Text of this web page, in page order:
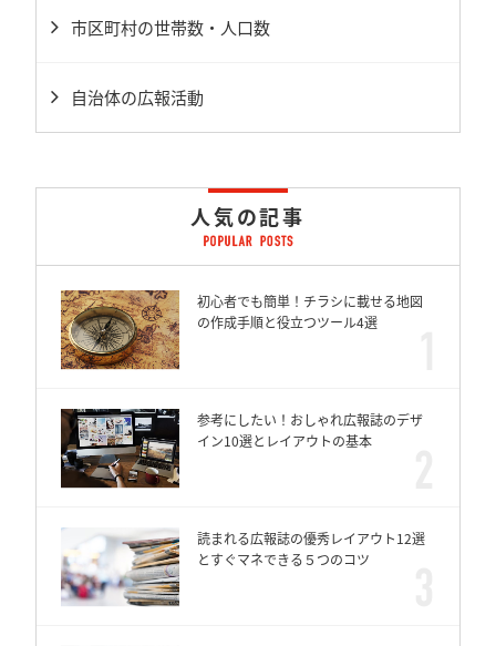
市区町村の世帯数・人口数
自治体の広報活動
人気の記事
初心者でも簡単！チラシに載せる地図
の作成手順と役立つツール4選
参考にしたい！おしゃれ広報誌のデザ
イン10選とレイアウトの基本
読まれる広報誌の優秀レイアウト12選
とすぐマネできる５つのコツ